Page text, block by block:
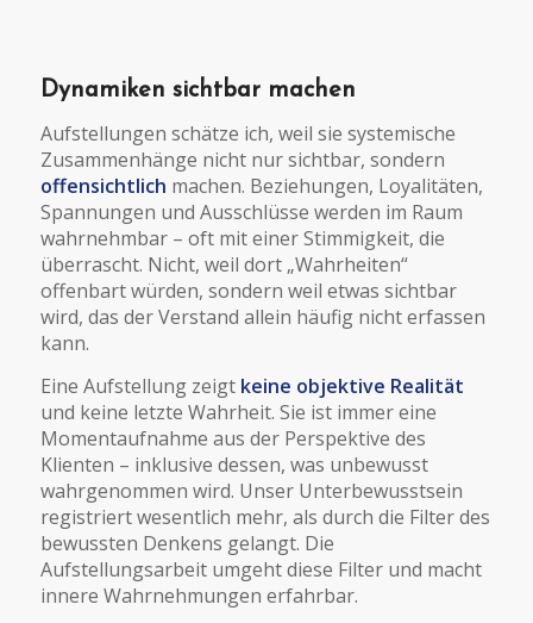
Dynamiken sichtbar machen
Aufstellungen schätze ich, weil sie systemische
Zusammenhänge nicht nur sichtbar, sondern
offensichtlich machen. Beziehungen, Loyalitäten,
Spannungen und Ausschlüsse werden im Raum
wahrnehmbar – oft mit einer Stimmigkeit, die
überrascht. Nicht, weil dort „Wahrheiten“
offenbart würden, sondern weil etwas sichtbar
wird, das der Verstand allein häufig nicht erfassen
kann.
Eine Aufstellung zeigt keine objektive Realität
und keine letzte Wahrheit. Sie ist immer eine
Momentaufnahme aus der Perspektive des
Klienten – inklusive dessen, was unbewusst
wahrgenommen wird. Unser Unterbewusstsein
registriert wesentlich mehr, als durch die Filter des
bewussten Denkens gelangt. Die
Aufstellungsarbeit umgeht diese Filter und macht
innere Wahrnehmungen erfahrbar.